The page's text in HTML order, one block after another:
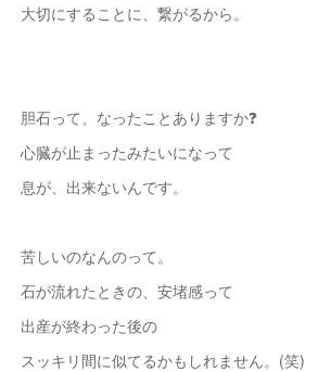
大切にすることに、繋がるから。
胆石って、なったことありますか❓
心臓が止まったみたいになって
息が、出来ないんです。
苦しいのなんのって。
石が流れたときの、安堵感って
出産が終わった後の
スッキリ間に似てるかもしれません。(笑)